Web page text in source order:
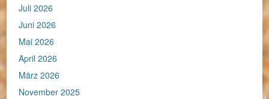
Juli 2026
Juni 2026
Mai 2026
April 2026
März 2026
November 2025